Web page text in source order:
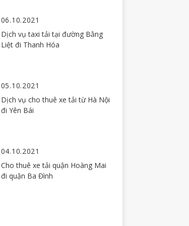
06.10.2021
Dịch vụ taxi tải tại đường Bằng
Liệt đi Thanh Hóa
05.10.2021
Dịch vụ cho thuê xe tải từ Hà Nội
đi Yên Bái
04.10.2021
Cho thuê xe tải quận Hoàng Mai
đi quận Ba Đình